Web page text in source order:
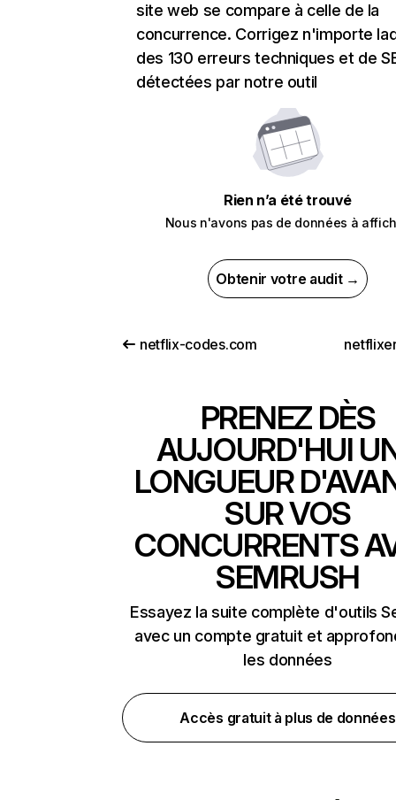
site web se compare à celle de la
concurrence. Corrigez n'importe
des 130 erreurs techniques et de
détectées par notre outil
Rien n’a été trouvé
Nous n'avons pas de données à
Obtenir votre audit →
netflix-codes.com
PRENEZ DÈS
AUJOURD'HUI
LONGUEUR
SUR VOS
CONCURRENTS
SEMRUSH
Essayez la suite complète d'outils
avec un compte gratuit et
les données
Accès gratuit à plus de données